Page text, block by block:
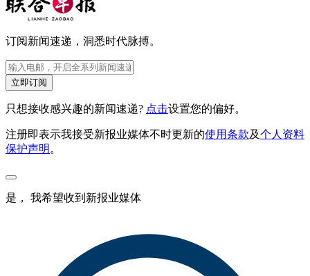
订阅新闻速递，洞悉时代脉搏。
立即订阅
只想接收感兴趣的新闻速递? 点击设置您的偏好。
注册即表示我接受新报业媒体不时更新的使用条款及个人资料
保护声明 。
是， 我希望收到新报业媒体